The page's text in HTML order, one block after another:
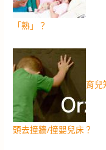
「熟」？
育兒
頭去撞牆/撞嬰兒床？